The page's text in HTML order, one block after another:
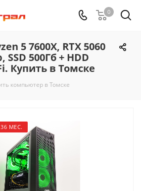
0
5 7600X, RTX 5060
SSD 500Гб + HDD
Купить в Томске
компьютер в Томске
МЕС.